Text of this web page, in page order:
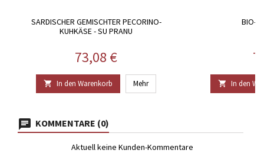
SARDISCHER GEMISCHTER PECORINO-
KUHKÄSE - SU PRANU
Preis
73,08 €
 In den Warenkorb Mehr
BIO-
 In den
KOMMENTARE (0)
Aktuell keine Kunden-Kommentare